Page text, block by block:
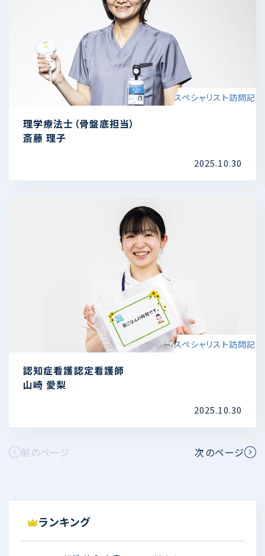
スペシャリスト訪問記
理学療法士（骨盤底担当）
斎藤 理子
2025.10.30
スペシャリスト訪問記
認知症看護認定看護師
山崎 愛梨
2025.10.30
前のページ 次のページ
ランキング